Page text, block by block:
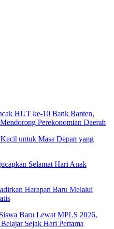
HUT ke-10 Bank Banten,
Perekonomian Daerah
untuk Masa Depan yang
Selamat Hari Anak
Harapan Baru Melalui
Baru Lewat MPLS 2026,
Sejak Hari Pertama